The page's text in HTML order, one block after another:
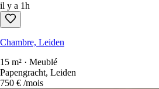
il y a 1h
Chambre, Leiden
15 m² · Meublé
Papengracht, Leiden
750 € /mois